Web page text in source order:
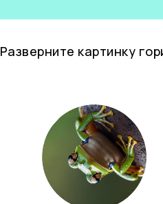
Разверните картинку